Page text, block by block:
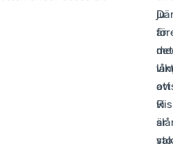
ju
är
är
det
att
vi